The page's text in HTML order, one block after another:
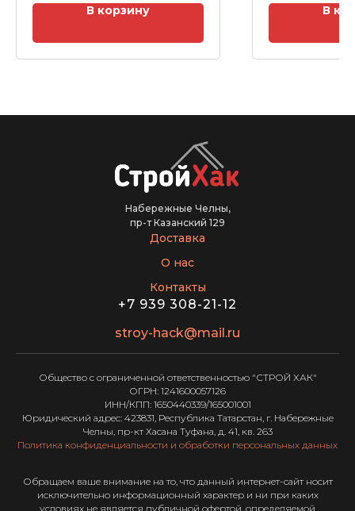
В корзину В
Набережные Челны,
пр-т Казанский 129
Доставка
О нас
Контакты
+7 939 308-21-12
stroy-hack@mail.ru
Общество с ограниченной ответственностью "СТРОЙ ХАК"
ОГРН: 1241600057126
ИНН/КПП: 1650440339/165001001
Юридический адрес: 423831, Республика Татарстан, г. Набережные
Челны, пр-кт Хасана Туфана, д. 41, кв. 263
Политика конфиденциальности и обработки персональных данных
Обращаем ваше внимание на то, что данный интернет-сайт носит
исключительно информационный характер и ни при каких
условиях не является публичной офертой, определяемой